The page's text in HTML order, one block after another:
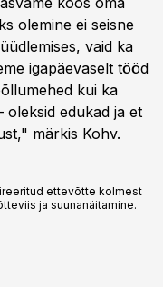
olemine ei seisne
vaid ka
igapäevaselt tööd
kui ka
oleksid edukad ja et
märkis Kohv.
ettevõtte kolmest
ja suunanäitamine.